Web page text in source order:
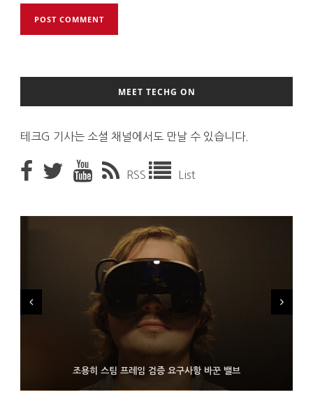
MEET TECHG ON
테크G 기사는 소셜 채널에서도 만날 수 있습니다.
RSS List
조용히 스팀 프레임 검증 요구사항 바꾼 밸브
9월 4일부터 서비스 접는 안드로이드 장치용 구글 어시스턴트
보인 삼성전자